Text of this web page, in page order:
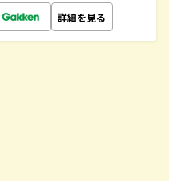
詳細を見る